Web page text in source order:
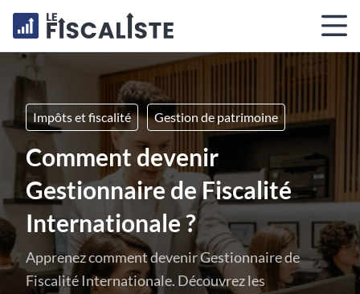
Impôts et fiscalité Gestion de patrimoine
Comment devenir
Gestionnaire de Fiscalité
Internationale ?
Apprenez comment devenir Gestionnaire de
Fiscalité Internationale. Découvrez les